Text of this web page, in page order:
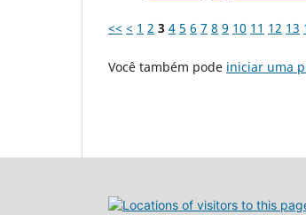
<< < 1 2 3 4 5 6 7 8 9 10 11 12 13
Você também pode iniciar uma